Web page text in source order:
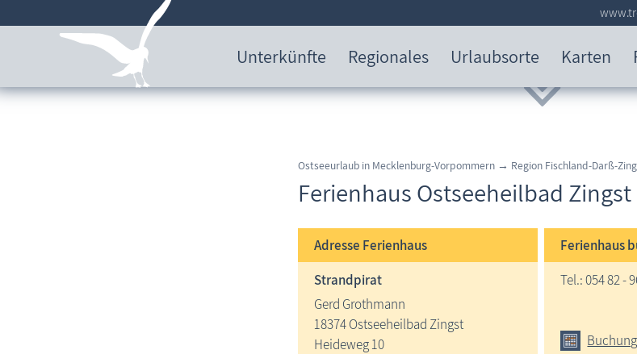
Unterkünfte Regionales Urlaubsorte Karten
Ostseeurlaub in Mecklenburg-Vorpommern → Region Fischland-Darß-
Ferienhaus Ostseeheilbad
Adresse Ferienhaus
Strandpirat
Gerd Grothmann
18374 Ostseeheilbad Zingst
Heideweg 10
Ferienhaus
Tel.: 054 82 -